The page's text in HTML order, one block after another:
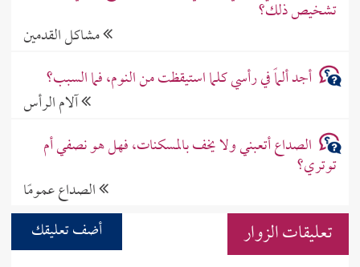
تشخيص ذلك؟
مشاكل القدمين
أجد ألماً في رأسي كلما استيقظت من النوم، فما السبب؟
آلام الرأس
الصداع أتعبني ولا يخف بالمسكنات، فهل هو نصفي أم
توتري؟
الصداع عمومًا
تعليقات الزوار
أضف تعليقك